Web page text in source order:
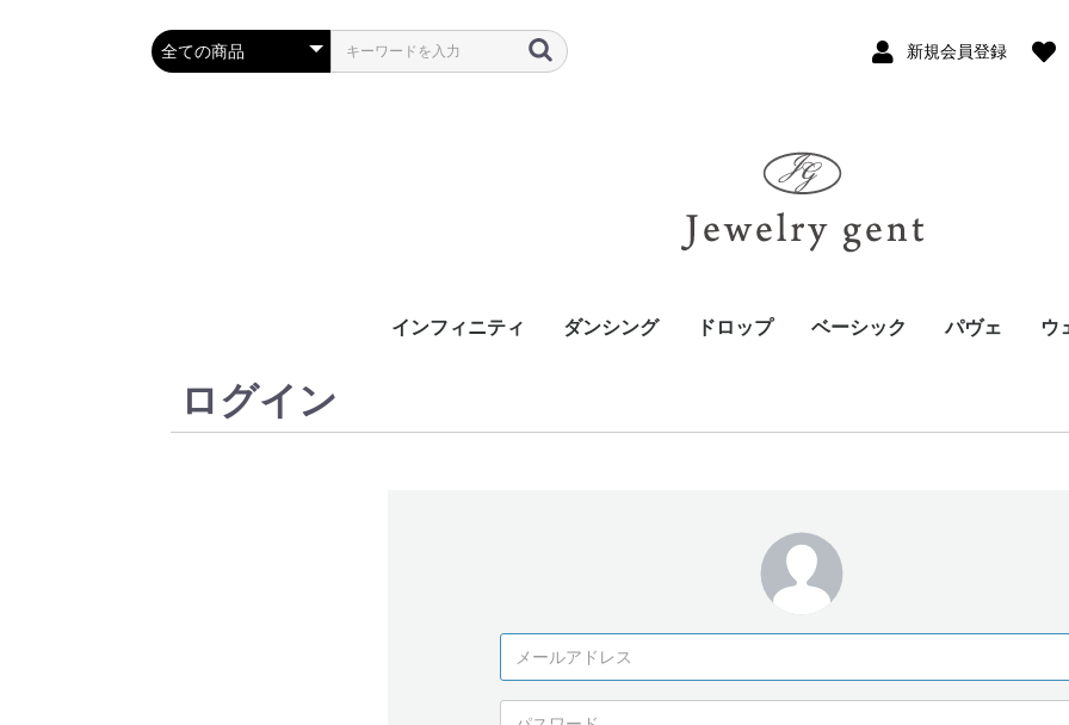
新規会員登録
インフィニティ ダンシング ドロップ ベーシック パヴェ ウ
ログイン